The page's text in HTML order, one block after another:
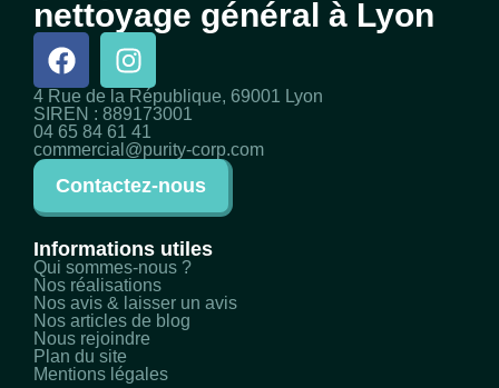
nettoyage général à Lyon
4 Rue de la République, 69001 Lyon
SIREN : 889173001
04 65 84 61 41
commercial@purity-corp.com
Contactez-nous
Informations utiles
Qui sommes-nous ?
Nos réalisations
Nos avis & laisser un avis
Nos articles de blog
Nous rejoindre
Plan du site
Mentions légales